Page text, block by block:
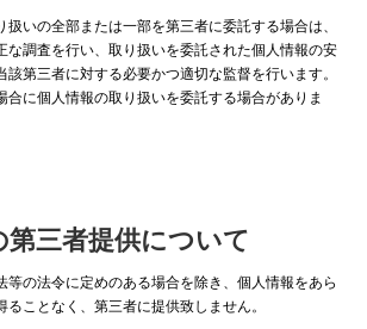
いの全部または一部を第三者に委託する場合は、
な調査を行い、取り扱いを委託された個人情報の安
第三者に対する必要かつ適切な監督を行います。
合に個人情報の取り扱いを委託する場合がありま
第三者提供について
等の法令に定めのある場合を除き、個人情報をあら
ことなく、第三者に提供致しません。